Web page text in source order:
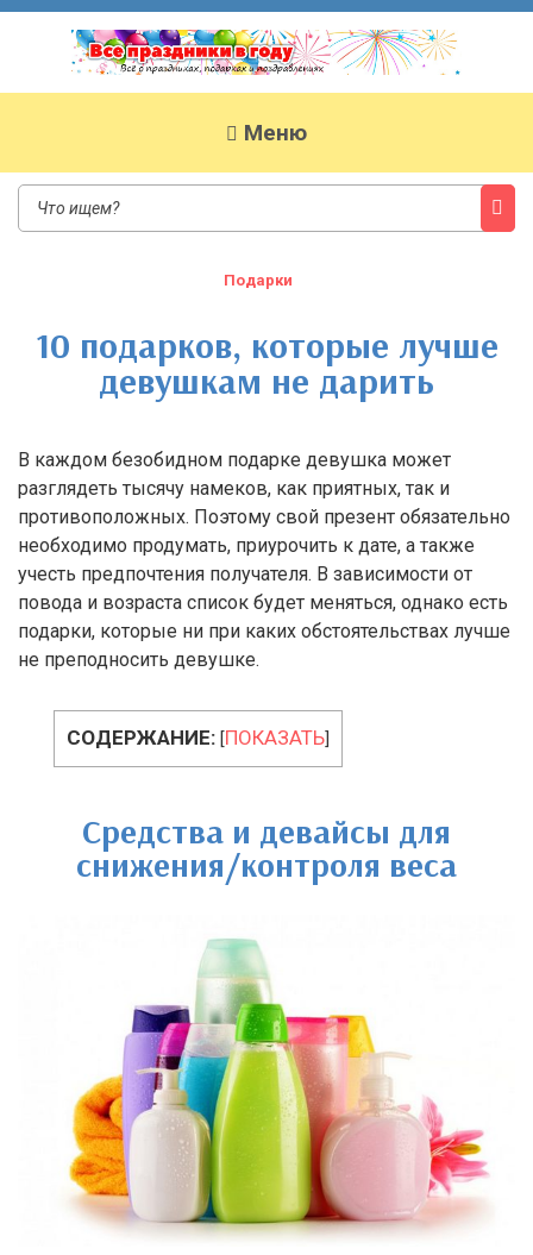
Все праздники в году
Меню
Подарки
10 подарков, которые лучше
девушкам не дарить
В каждом безобидном подарке девушка может
разглядеть тысячу намеков, как приятных, так и
противоположных. Поэтому свой презент обязательно
необходимо продумать, приурочить к дате, а также
учесть предпочтения получателя. В зависимости от
повода и возраста список будет меняться, однако есть
подарки, которые ни при каких обстоятельствах лучше
не преподносить девушке.
СОДЕРЖАНИЕ: [ПОКАЗАТЬ]
Средства и девайсы для
снижения/контроля веса